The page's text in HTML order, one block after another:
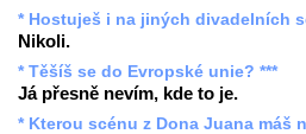
* Hostuješ i na jiných divadelních
Nikoli.
* Těšíš se do Evropské unie? ***
Já přesně nevím, kde to je.
* Kterou scénu z Dona Juana máš